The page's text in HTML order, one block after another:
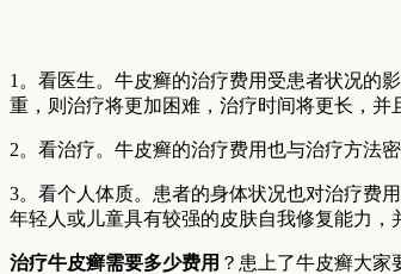
1。看医生。牛皮癣的治疗费用受患者状况的
重，则治疗将更加困难，治疗时间将更长，并
2。看治疗。牛皮癣的治疗费用也与治疗方法
3。看个人体质。患者的身体状况也对治疗费
年轻人或儿童具有较强的皮肤自我修复能力，
治疗牛皮癣需要多少费用 ？患上了牛皮癣大